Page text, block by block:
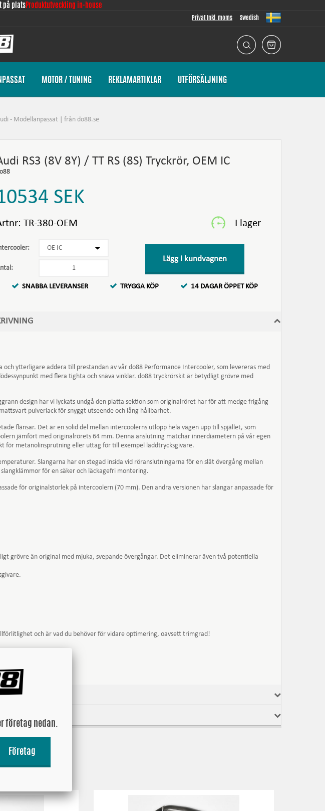
på platsProduktutveckling in-house
Privat Inkl. moms Swedish
MOTOR / TUNING REKLAMARTIKLAR UTFÖRSÄLJNING
- Modellanpassat | från do88.se
RS3 (8V 8Y) / TT RS (8S) Tryckrör, OEM IC
SEK
TR-380-OEM
Lägg i kundvagnen
SNABBA LEVERANSER TRYGGA KÖP 14 DAGAR ÖPPET KÖP
ytterligare addera till prestandan av vår do88 Performance Intercooler, som levereras med
med flera tighta och snäva vinklar. do88 tryckrörskit är betydligt grövre med
design har vi lyckats undgå den platta sektion som originalröret har för att medge frigång
pulverlack för snyggt utseende och lång hållbarhet.
flänsar. Det är en solid del mellan intercoolerns utlopp hela vägen upp till spjället, som
jämfört med originalrörets 64 mm. Denna anslutning matchar innerdiametern på vår egen
för metanolinsprutning eller uttag för till exempel laddtrycksgivare.
Slangarna har en stegad insida vid röranslutningarna för en slät övergång mellan
för en säker och läckagefri montering.
för originalstorlek på intercoolern (70 mm). Den andra versionen har slangar anpassade för
grövre än original med mjuka, svepande övergångar. Det eliminerar även två potentiella
och är vad du behöver för vidare optimering, oavsett trimgrad!
företag nedan.
Företag